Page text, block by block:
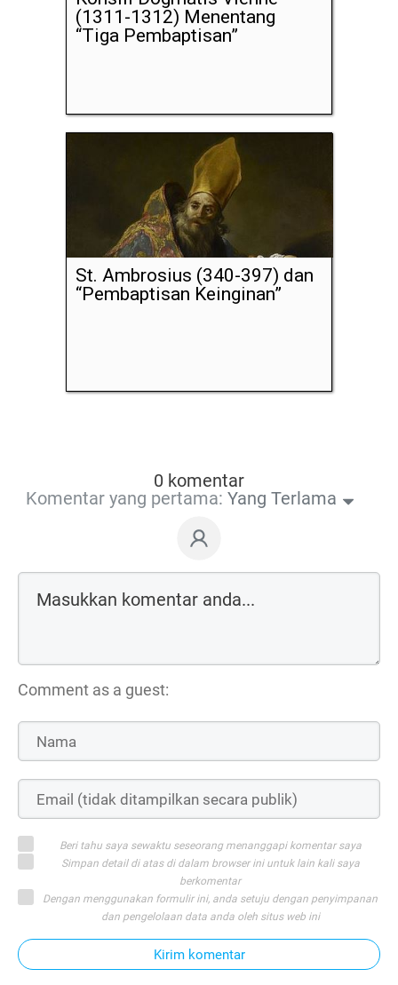
(1311-1312) Menentang
“Tiga Pembaptisan”
St. Ambrosius (340-397) dan
“Pembaptisan Keinginan”
0 komentar
Komentar yang pertama: Yang Terlama
Comment as a guest:
Beri tahu saya sewaktu seseorang menanggapi komentar saya
Simpan detail di atas di dalam browser ini untuk lain kali saya
berkomentar
Dengan menggunakan formulir ini, anda setuju dengan penyimpanan
dan pengelolaan data anda oleh situs web ini
Kirim komentar